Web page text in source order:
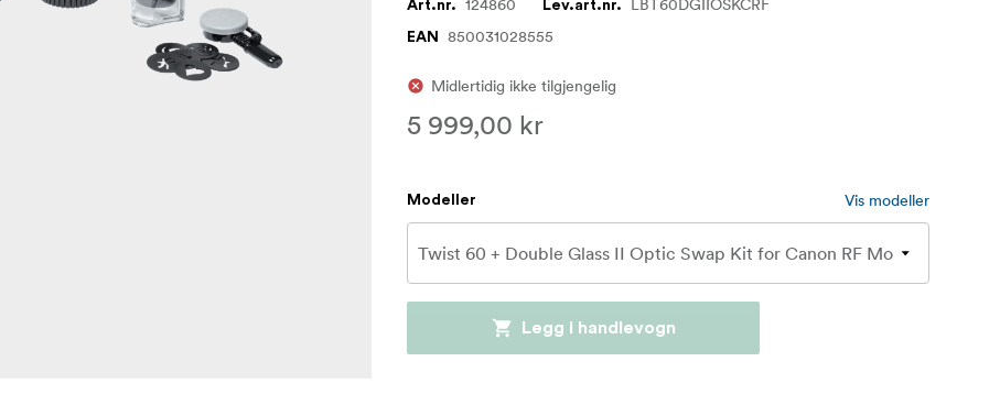
Art.nr. 124860 Lev.art.nr. LBT60DGIIOSKCRF
EAN 850031028555
Midlertidig ikke tilgjengelig
5 999,00 kr
Modeller Vis modeller
Legg i handlevogn